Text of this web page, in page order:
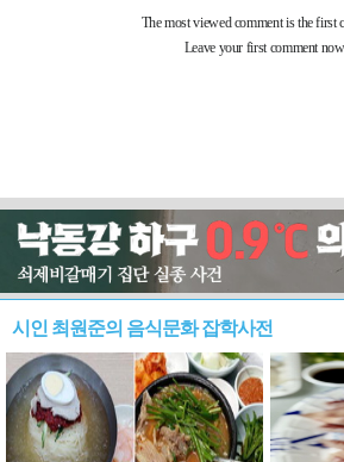
시인 최원준의 음식문화 잡학사전